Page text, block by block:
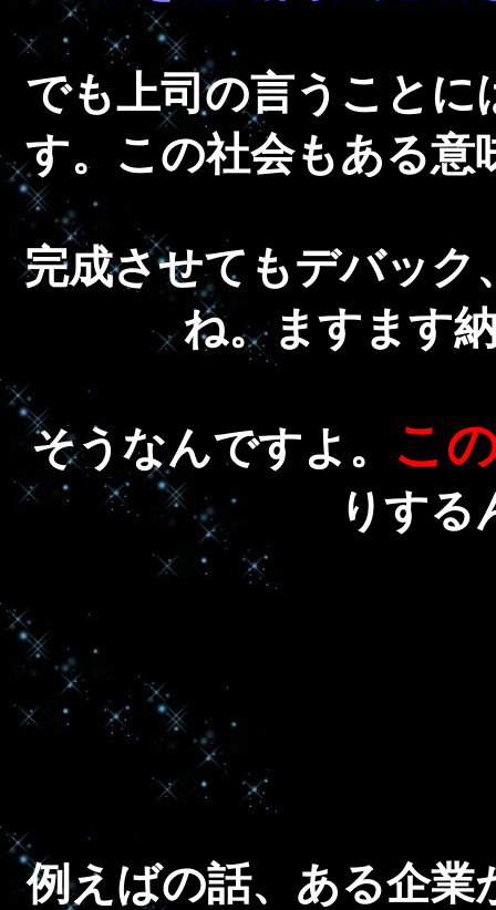
でも上司の言うこと
す。この社会もある意
完成させてもデバック
ね。ますます
そうなんですよ。 こ
りする
例えばの話、ある企業